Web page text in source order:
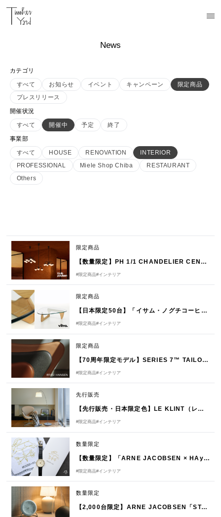
News
カテゴリ
すべて
お知らせ イベント キャンペーン
限定商品
プレスリリース
開催状況
すべて
開催中 予定
終了
事業部
すべて
HOUSE RENOVATION
INTERIOR
PROFESSIONAL
Miele Shop Chiba
RESTAURANT
Others
限定商品
【数量限定】PH 1/1 CHANDELIER CENTENARY EDITION by Louis Poulsen（ルイスポールセン）
#限定商品#インテリア
限定商品
【日本限定50台】「イサム・ノグチコーヒーテーブル オーク」発売のお知らせ
#限定商品#インテリア
限定商品
【70周年限定モデル】SERIES 7™ TAILORED（テーラード）by FRITZ HANSEN（フリッツ・ハンセン）
#限定商品#インテリア
先行販売
【先行販売・日本限定色】LE KLINT（レ・クリント）スノードロップ発売のお知らせ
#限定商品#インテリア
数量限定
【数量限定】「ARNE JACOBSEN × HAyU」コラボウォッチ発売のお知らせ
#限定商品#インテリア
数量限定
【2,000台限定】ARNE JACOBSEN「STATION Bellevue」発売のお知らせ